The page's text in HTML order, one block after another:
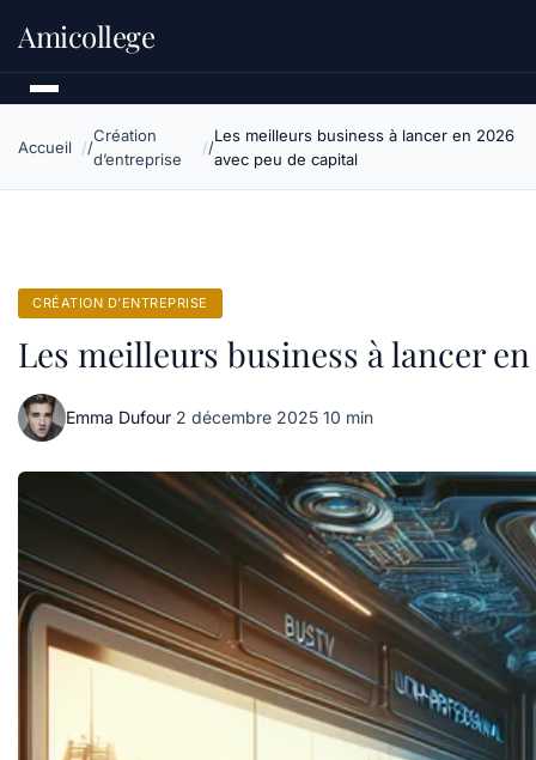
Amicollege
Accueil
Création
d’entreprise
Les meilleurs business à lancer en 2026
avec peu de capital
CRÉATION D’ENTREPRISE
Les meilleurs business à lancer
Emma Dufour·2 décembre 2025·10 min